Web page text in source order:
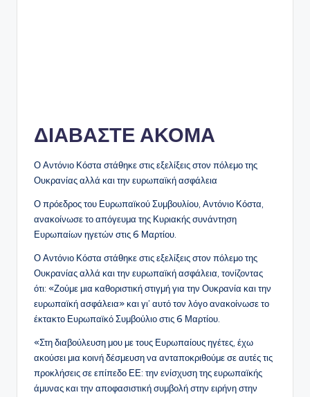
ΔΙΑΒΑΣΤΕ ΑΚΟΜΑ
Ο Αντόνιο Κόστα στάθηκε στις εξελίξεις στον πόλεμο της
Ουκρανίας αλλά και την ευρωπαϊκή ασφάλεια
Ο πρόεδρος του Ευρωπαϊκού Συμβουλίου, Αντόνιο Κόστα,
ανακοίνωσε το απόγευμα της Κυριακής συνάντηση
Ευρωπαίων ηγετών στις 6 Μαρτίου.
Ο Αντόνιο Κόστα στάθηκε στις εξελίξεις στον πόλεμο της
Ουκρανίας αλλά και την ευρωπαϊκή ασφάλεια, τονίζοντας
ότι: «Ζούμε μια καθοριστική στιγμή για την Ουκρανία και την
ευρωπαϊκή ασφάλεια» και γι’ αυτό τον λόγο ανακοίνωσε το
έκτακτο Ευρωπαϊκό Συμβούλιο στις 6 Μαρτίου.
«Στη διαβούλευση μου με τους Ευρωπαίους ηγέτες, έχω
ακούσει μια κοινή δέσμευση να ανταποκριθούμε σε αυτές τις
προκλήσεις σε επίπεδο ΕΕ: την ενίσχυση της ευρωπαϊκής
άμυνας και την αποφασιστική συμβολή στην ειρήνη στην